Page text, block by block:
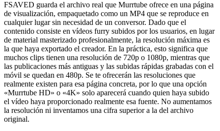
FSAVED guarda el archivo real que Murrtube ofrece en una página
de visualización, empaquetado como un MP4 que se reproduce en
cualquier lugar sin necesidad de un conversor. Dado que el
contenido consiste en vídeos furry subidos por los usuarios, en lugar
de material masterizado profesionalmente, la resolución máxima es
la que haya exportado el creador. En la práctica, esto significa que
muchos clips tienen una resolución de 720p o 1080p, mientras que
las publicaciones más antiguas y las subidas rápidas grabadas con el
móvil se quedan en 480p. Se te ofrecerán las resoluciones que
realmente existen para esa página concreta, por lo que una opción
«Murrtube HD» o «4K» solo aparecerá cuando quien haya subido
el vídeo haya proporcionado realmente esa fuente. No aumentamos
la resolución ni inventamos una cifra superior a la del archivo
original.